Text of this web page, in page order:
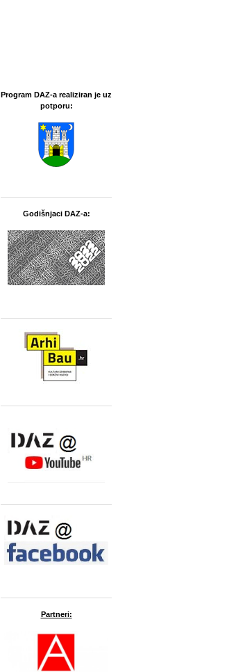
Program DAZ-a realiziran je uz
potporu:
Godišnjaci DAZ-a:
Partneri: